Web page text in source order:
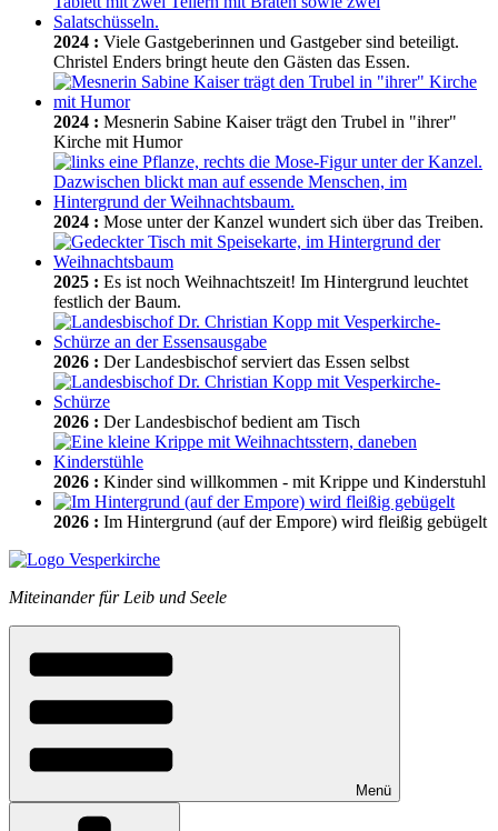
2024 : Viele Gastgeberinnen und Gastgeber sind beteiligt.
Christel Enders bringt heute den Gästen das Essen.
2024 : Mesnerin Sabine Kaiser trägt den Trubel in "ihrer"
Kirche mit Humor
2024 : Mose unter der Kanzel wundert sich über das Treiben.
2025 : Es ist noch Weihnachtszeit! Im Hintergrund leuchtet
festlich der Baum.
2026 : Der Landesbischof serviert das Essen selbst
2026 : Der Landesbischof bedient am Tisch
2026 : Kinder sind willkommen - mit Krippe und Kinderstuhl
2026 : Im Hintergrund (auf der Empore) wird fleißig gebügelt
Miteinander für Leib und Seele
Menü